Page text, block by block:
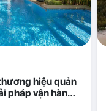
hiệu quản
pháp vận hành